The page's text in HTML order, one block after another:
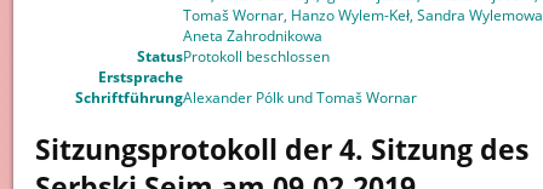
Tomaš Wornar, Hanzo Wylem-Keł, Sandra
Aneta Zahrodnikowa
StatusProtokoll beschlossen
Erstsprache
SchriftführungAlexander Pólk und Tomaš Wornar
Sitzungsprotokoll der 4. Sitzung des